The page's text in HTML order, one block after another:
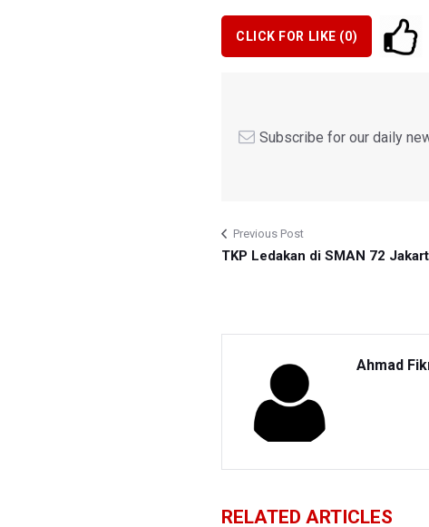
CLICK FOR LIKE (0)
Subscribe for our daily
Previous Post
TKP Ledakan di SMAN 72
Ahmad
RELATED ARTICLES